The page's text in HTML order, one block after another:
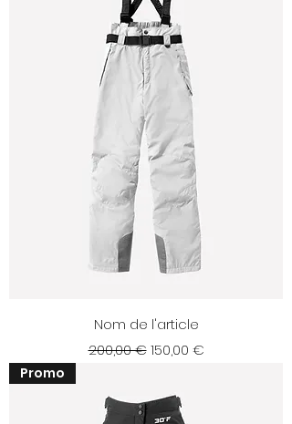
Nom de l'article
Prix original
200,00 € Prix promotionnel
150,00 €
Promo